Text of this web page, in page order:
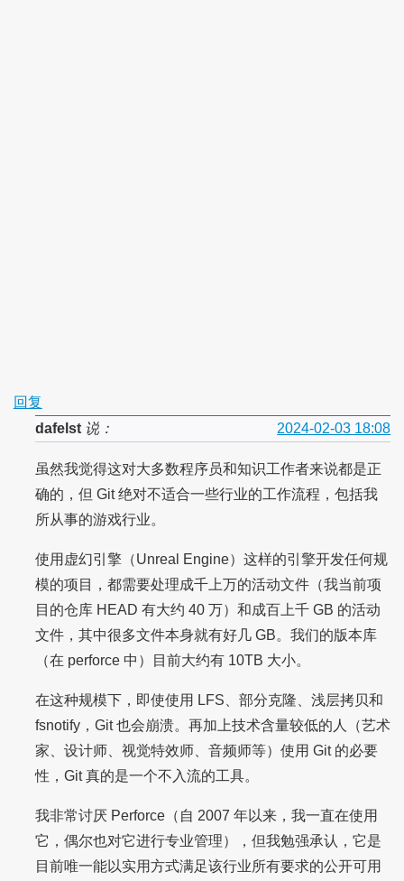
回复
dafelst说： 2024-02-03 18:08
虽然我觉得这对大多数程序员和知识工作者来说都是正
确的，但 Git 绝对不适合一些行业的工作流程，包括我
所从事的游戏行业。
使用虚幻引擎（Unreal Engine）这样的引擎开发任何规
模的项目，都需要处理成千上万的活动文件（我当前项
目的仓库 HEAD 有大约 40 万）和成百上千 GB 的活动
文件，其中很多文件本身就有好几 GB。我们的版本库
（在 perforce 中）目前大约有 10TB 大小。
在这种规模下，即使使用 LFS、部分克隆、浅层拷贝和
fsnotify，Git 也会崩溃。再加上技术含量较低的人（艺术
家、设计师、视觉特效师、音频师等）使用 Git 的必要
性，Git 真的是一个不入流的工具。
我非常讨厌 Perforce（自 2007 年以来，我一直在使用
它，偶尔也对它进行专业管理），但我勉强承认，它是
目前唯一能以实用方式满足该行业所有要求的公开可用